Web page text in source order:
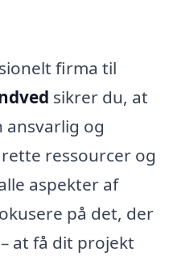
firma til
sikrer du, at
ansvarlig og
ressourcer og
aspekter af
på det, der
at få dit projekt